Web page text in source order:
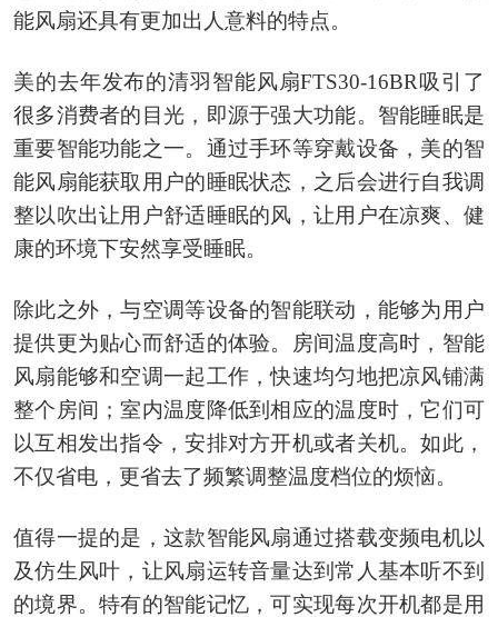
能风扇还具有更加出人意料的特点。
美的去年发布的清羽智能风扇FTS30-16BR吸引了
很多消费者的目光，即源于强大功能。智能睡眠是
重要智能功能之一。通过手环等穿戴设备，美的智
能风扇能获取用户的睡眠状态，之后会进行自我调
整以吹出让用户舒适睡眠的风，让用户在凉爽、健
康的环境下安然享受睡眠。
除此之外，与空调等设备的智能联动，能够为用户
提供更为贴心而舒适的体验。房间温度高时，智能
风扇能够和空调一起工作，快速均匀地把凉风铺满
整个房间；室内温度降低到相应的温度时，它们可
以互相发出指令，安排对方开机或者关机。如此，
不仅省电，更省去了频繁调整温度档位的烦恼。
值得一提的是，这款智能风扇通过搭载变频电机以
及仿生风叶，让风扇运转音量达到常人基本听不到
的境界。特有的智能记忆，可实现每次开机都是用